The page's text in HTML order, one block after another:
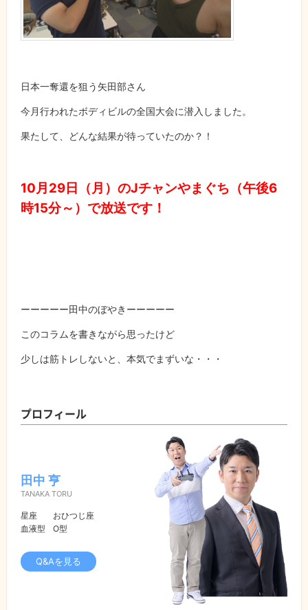
日本一奪還を狙う矢田部さん
今月行われたボディビルの全国大会に潜入しました。
果たして、どんな結果が待っていたのか？！
10月29日（月）のJチャンやまぐち（午後6
時15分～）で放送です！
ーーーーー田中のぼやきーーーーー
このコラムを書きながら思ったけど
少しは筋トレしないと、本気でまずいな・・・
プロフィール
田中 亨
TANAKA TORU
星座
おひつじ座
血液型
O型
Q&Aを見る